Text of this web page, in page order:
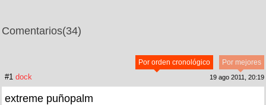
Comentarios(34)
Por mejores
Por orden cronológico
#1 dock 19 ago 2011, 20:19
extreme puñopalm